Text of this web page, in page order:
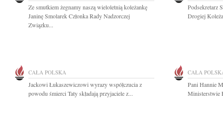
Ze smutkiem żegnamy naszą wieloletnią koleżankę
Janinę Smolarek Członka Rady Nadzorczej
Związku...
Podsekretarz
Drogiej
CAŁA POLSKA
Jackowi Łukaszewiczowi wyrazy współczucia z
powodu śmierci Taty składają przyjaciele z...
CAŁA
Pani Hannie
Ministerstwie